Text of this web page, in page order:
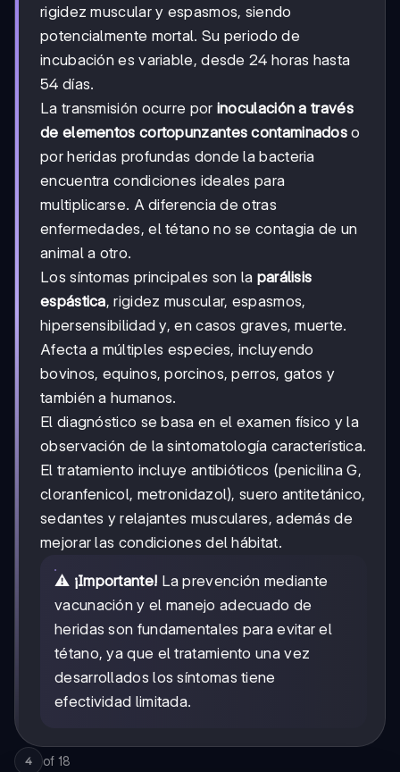
rigidez muscular y espasmos, siendo
potencialmente mortal. Su periodo de
incubación es variable, desde 24 horas hasta
54 días.
La transmisión ocurre por inoculación a través
de elementos cortopunzantes contaminados o
por heridas profundas donde la bacteria
encuentra condiciones ideales para
multiplicarse. A diferencia de otras
enfermedades, el tétano no se contagia de un
animal a otro.
Los síntomas principales son la parálisis
espástica, rigidez muscular, espasmos,
hipersensibilidad y, en casos graves, muerte.
Afecta a múltiples especies, incluyendo
bovinos, equinos, porcinos, perros, gatos y
también a humanos.
El diagnóstico se basa en el examen físico y la
observación de la sintomatología característica.
El tratamiento incluye antibióticos (penicilina G,
cloranfenicol, metronidazol), suero antitetánico,
sedantes y relajantes musculares, además de
mejorar las condiciones del hábitat.
⚠️ ¡Importante! La prevención mediante
vacunación y el manejo adecuado de
heridas son fundamentales para evitar el
tétano, ya que el tratamiento una vez
desarrollados los síntomas tiene
efectividad limitada.
4 of 18